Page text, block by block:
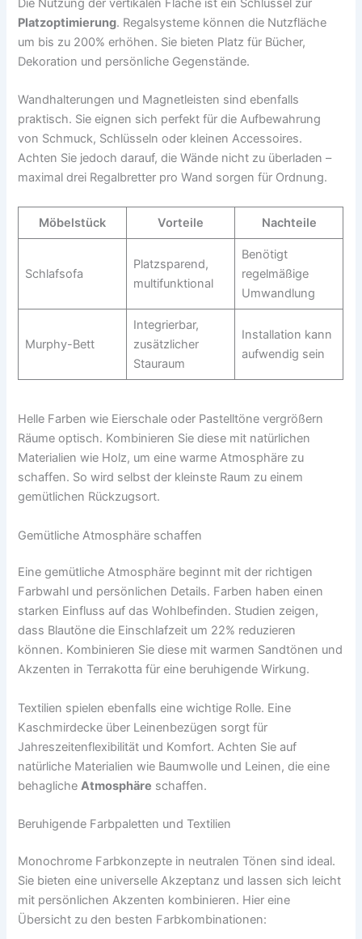
Die Nutzung der vertikalen Fläche ist ein Schlüssel zur
Platzoptimierung. Regalsysteme können die Nutzfläche
um bis zu 200% erhöhen. Sie bieten Platz für Bücher,
Dekoration und persönliche Gegenstände.
Wandhalterungen und Magnetleisten sind ebenfalls
praktisch. Sie eignen sich perfekt für die Aufbewahrung
von Schmuck, Schlüsseln oder kleinen Accessoires.
Achten Sie jedoch darauf, die Wände nicht zu überladen –
maximal drei Regalbretter pro Wand sorgen für Ordnung.
Möbelstück Vorteile Nachteile
Schlafsofa
Platzsparend,
multifunktional
Benötigt
regelmäßige
Umwandlung
Murphy-Bett
Integrierbar,
zusätzlicher
Stauraum
Installation kann
aufwendig sein
Helle Farben wie Eierschale oder Pastelltöne vergrößern
Räume optisch. Kombinieren Sie diese mit natürlichen
Materialien wie Holz, um eine warme Atmosphäre zu
schaffen. So wird selbst der kleinste Raum zu einem
gemütlichen Rückzugsort.
Gemütliche Atmosphäre schaffen
Eine gemütliche Atmosphäre beginnt mit der richtigen
Farbwahl und persönlichen Details. Farben haben einen
starken Einfluss auf das Wohlbefinden. Studien zeigen,
dass Blautöne die Einschlafzeit um 22% reduzieren
können. Kombinieren Sie diese mit warmen Sandtönen und
Akzenten in Terrakotta für eine beruhigende Wirkung.
Textilien spielen ebenfalls eine wichtige Rolle. Eine
Kaschmirdecke über Leinenbezügen sorgt für
Jahreszeitenflexibilität und Komfort. Achten Sie auf
natürliche Materialien wie Baumwolle und Leinen, die eine
behaglicheAtmosphäre schaffen.
Beruhigende Farbpaletten und Textilien
Monochrome Farbkonzepte in neutralen Tönen sind ideal.
Sie bieten eine universelle Akzeptanz und lassen sich leicht
mit persönlichen Akzenten kombinieren. Hier eine
Übersicht zu den besten Farbkombinationen: